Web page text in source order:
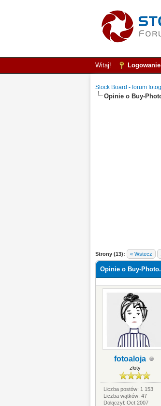
Witaj! Logowanie
Stock Board - forum
Opinie o Buy-
Strony (13): « Wstecz
Opinie o Buy-
fotoaloja
złoty
Liczba postów: 1 153
Liczba wątków: 47
Dołączył: Oct 2007